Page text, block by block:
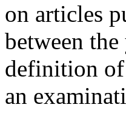
on articles
between
definition of
an